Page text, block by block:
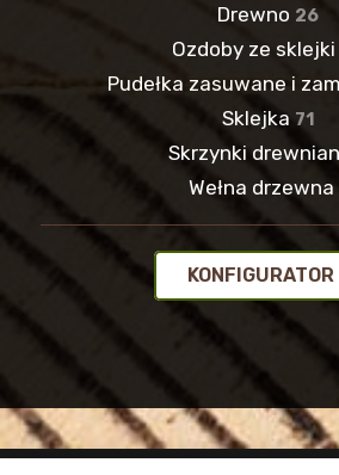
Drewno 26
Ozdoby ze sklejki
Pudełka zasuwane i
Sklejka 71
Skrzynki
Wełna drzewna
KONFIGURATOR